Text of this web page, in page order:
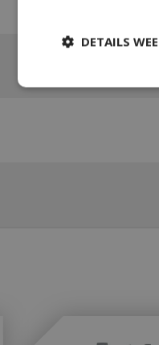
DETAILS